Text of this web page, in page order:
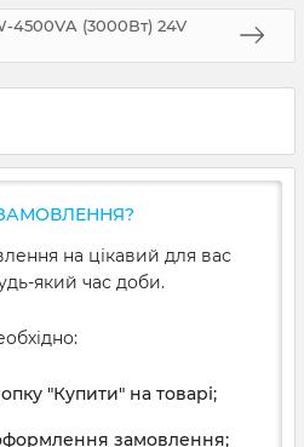
4500VA (3000Вт) 24V
на цікавий для вас
який час доби.
"Купити" на товарі;
замовлення;